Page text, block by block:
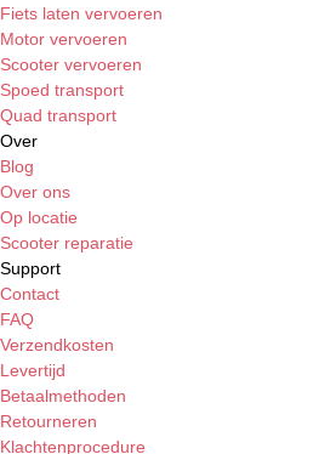
Fiets laten vervoeren
Motor vervoeren
Scooter vervoeren
Spoed transport
Quad transport
Over
Blog
Over ons
Op locatie
Scooter reparatie
Support
Contact
FAQ
Verzendkosten
Levertijd
Betaalmethoden
Retourneren
Klachtenprocedure